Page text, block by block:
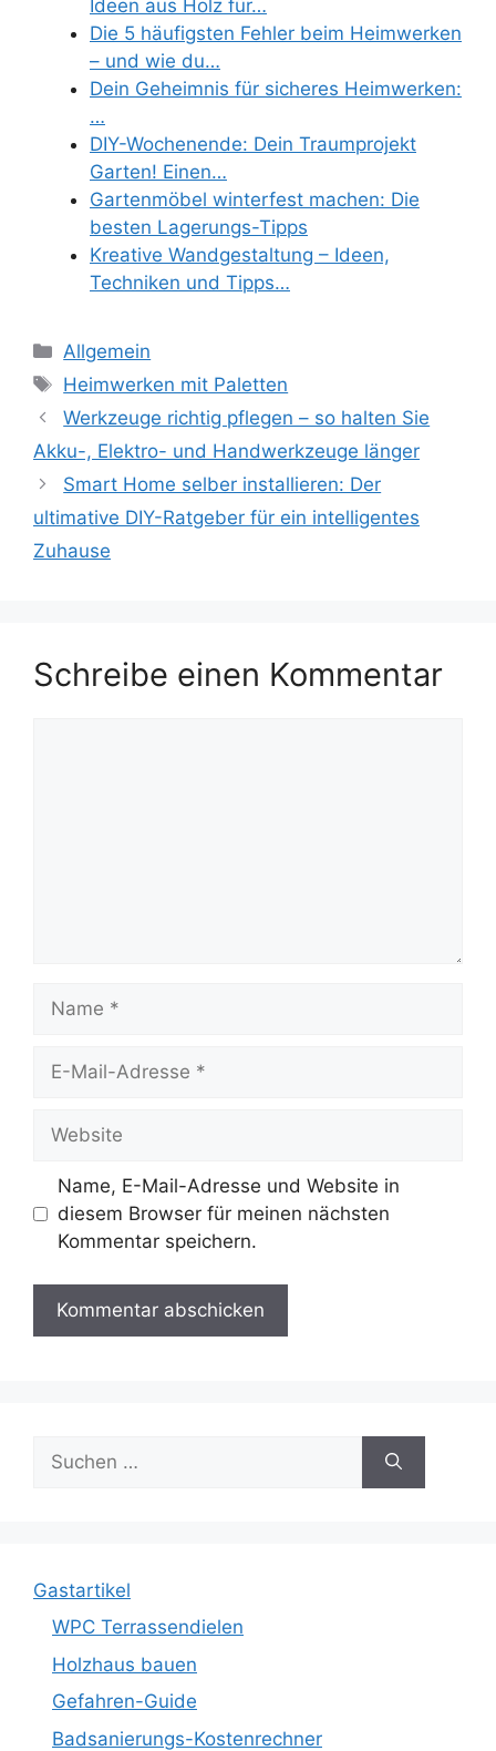
Ideen aus Holz für…
Die 5 häufigsten Fehler beim Heimwerken
– und wie du…
Dein Geheimnis für sicheres Heimwerken:
…
DIY-Wochenende: Dein Traumprojekt
Garten! Einen…
Gartenmöbel winterfest machen: Die
besten Lagerungs-Tipps
Kreative Wandgestaltung – Ideen,
Techniken und Tipps…
Kategorien
Allgemein
Schlagwörter
Heimwerken mit Paletten
Werkzeuge richtig pflegen – so halten Sie
Akku-, Elektro- und Handwerkzeuge länger
Smart Home selber installieren: Der
ultimative DIY-Ratgeber für ein intelligentes
Zuhause
Schreibe einen Kommentar
Name
Website
Name, E-Mail-Adresse und Website in
diesem Browser für meinen nächsten
Kommentar speichern.
nach:
Gastartikel
WPC Terrassendielen
Holzhaus bauen
Gefahren-Guide
Badsanierungs-Kostenrechner